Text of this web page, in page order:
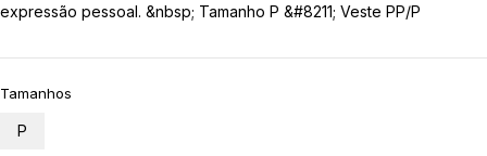
expressão pessoal. &nbsp; Tamanho P &#8211; Veste PP/P
Tamanhos
P